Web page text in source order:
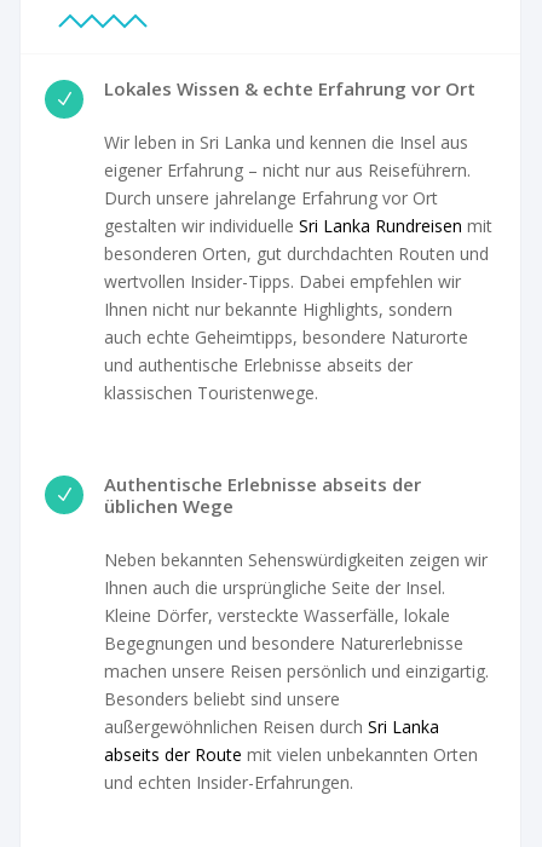
N Lokales Wissen & echte Erfahrung vor Ort
Wir leben in Sri Lanka und kennen die Insel aus
eigener Erfahrung – nicht nur aus Reiseführern.
Durch unsere jahrelange Erfahrung vor Ort
gestalten wir individuelleSri Lanka Rundreisen mit
besonderen Orten, gut durchdachten Routen und
wertvollen Insider-Tipps. Dabei empfehlen wir
Ihnen nicht nur bekannte Highlights, sondern
auch echte Geheimtipps, besondere Naturorte
und authentische Erlebnisse abseits der
klassischen Touristenwege.
N
Authentische Erlebnisse abseits der
üblichen Wege
Neben bekannten Sehenswürdigkeiten zeigen wir
Ihnen auch die ursprüngliche Seite der Insel.
Kleine Dörfer, versteckte Wasserfälle, lokale
Begegnungen und besondere Naturerlebnisse
machen unsere Reisen persönlich und einzigartig.
Besonders beliebt sind unsere
außergewöhnlichen Reisen durchSri Lanka
abseits der Route mit vielen unbekannten Orten
und echten Insider-Erfahrungen.